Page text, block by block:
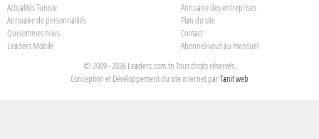
Actualités Tunisie
Annuaire des entreprises
Annuaire de personnalités
Plan du site
Qui sommes nous
Contact
Leaders Mobile
Abonnez-vous au mensuel
© 2009 - 2026 Leaders.com.tn Tous droits réservés.
Conception et Développement du site internet parTanit web